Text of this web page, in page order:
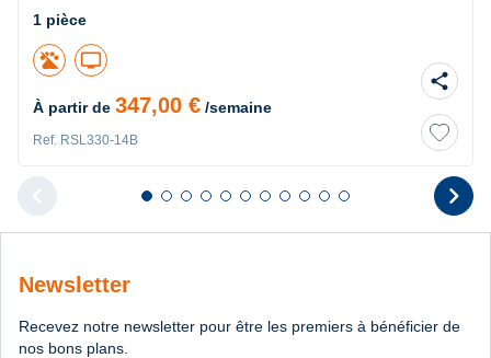
Diapositive
1 pièce
tv
À partir de 347,00 € /semaine
Ref. RSL330-14B
share
chevron_right
Diapositive 1 sur 11
Diapositive 2 sur 11
Diapositive 3 sur 11
Diapositive 4 sur 11
Diapositive 5 sur 11
Diapositive 6 sur 11
Diapositive 7 sur 11
Diapositive 8 sur 11
Diapositive 9 sur 11
Diapositive 10 sur 11
Diapositive 11 sur 11
Newsletter
Recevez notre newsletter pour être les premiers à bénéficier de
nos bons plans.